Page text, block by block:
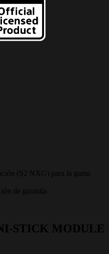
(S2 NXG) para la gama
de garantía
STICK MODULE